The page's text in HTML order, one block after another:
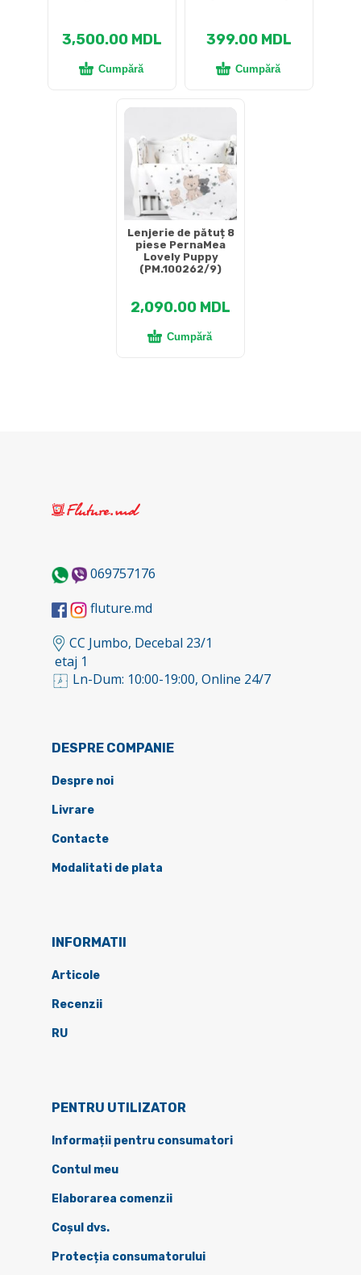
3,500.00 MDL
Cumpără
399.00 MDL
Cumpără
Lenjerie de pătuț 8
piese PernaMea
Lovely Puppy
(PM.100262/9)
2,090.00 MDL
Cumpără
069757176
fluture.md
CC Jumbo, Decebal 23/1
etaj 1
Ln-Dum: 10:00-19:00, Online 24/7
DESPRE COMPANIE
Despre noi
Livrare
Contacte
Modalitati de plata
INFORMATII
Articole
Recenzii
RU
PENTRU UTILIZATOR
Informații pentru consumatori
Contul meu
Elaborarea comenzii
Coșul dvs.
Protecția consumatorului